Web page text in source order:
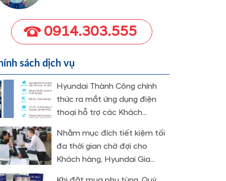
0914.303.555
sách dịch vụ
Hyundai Thành Công chính
thức ra mắt ứng dụng điện
thoại hỗ trợ các Khách...
Nhằm mục đích tiết kiệm tối
đa thời gian chờ đợi cho
Khách hàng, Hyundai Gia...